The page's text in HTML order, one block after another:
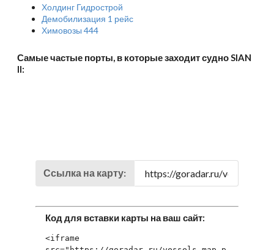
Холдинг Гидрострой
Демобилизация 1 рейс
Химовозы 444
Самые частые порты, в которые заходит судно SIAN
II:
Ссылка на карту:
Код для вставки карты на ваш сайт:
<iframe